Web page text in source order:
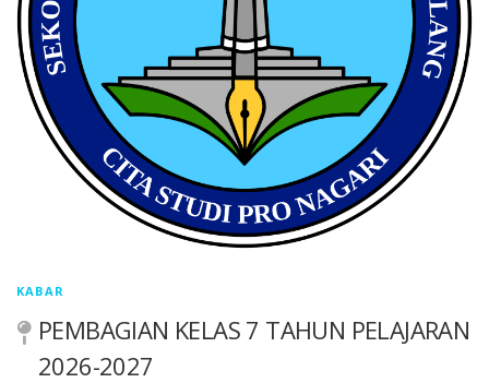
KABAR
PEMBAGIAN KELAS 7 TAHUN PELAJARAN
2026-2027